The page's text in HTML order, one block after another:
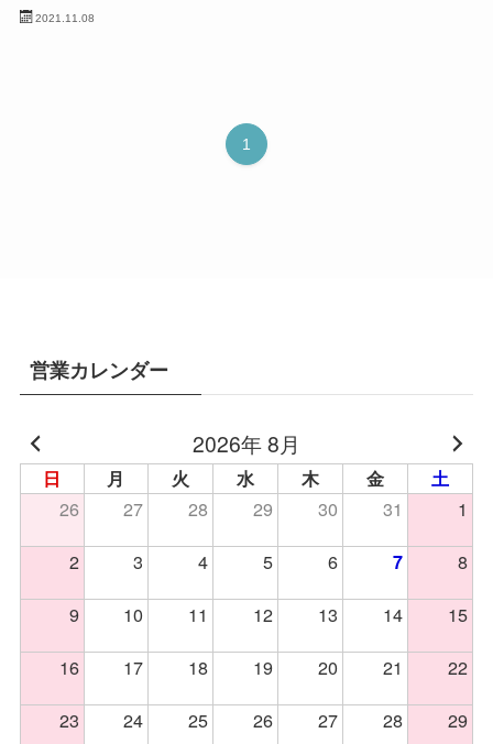
2021.11.08
1
営業カレンダー
2026年 8月
日 月 火 水 木 金 土
26 27 28 29 30 31
1
2
3 4 5 6 7
8
9
10 11 12 13 14
15
16
17 18 19 20 21
22
23
24 25 26 27 28
29